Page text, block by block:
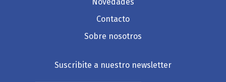
Contacto
Sobre nosotros
Suscribite a nuestro newsletter